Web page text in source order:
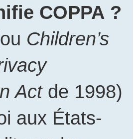
COPPA ?
Children’s
Actde 1998)
aux États-